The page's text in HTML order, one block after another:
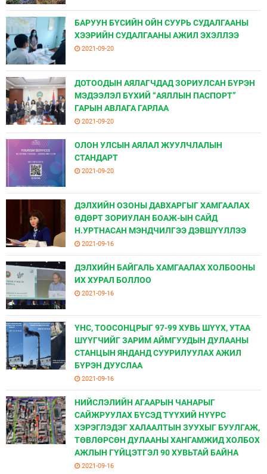
БАРУУН БҮСИЙН ОЙН СУУРЬ СУДАЛГААНЫ
ХЭЭРИЙН СУДАЛГААНЫ АЖИЛ ЭХЭЛЛЭЭ
2021-09-20
ДОТООДЫН АЯЛАГЧДАД ЗОРИУЛСАН БҮРЭН
МЭДЭЭЛЭЛ БҮХИЙ “АЯЛЛЫН ПАСПОРТ”
ГАРЫН АВЛАГА ГАРЛАА
2021-09-20
ОЛОН УЛСЫН АЯЛАЛ ЖУУЛЧЛАЛЫН
СТАНДАРТ
2021-09-20
ДЭЛХИЙН ОЗОНЫ ДАВХАРГЫГ ХАМГААЛАХ
ӨДӨРТ ЗОРИУЛАН БОАЖ-ЫН САЙД
Н.УРТНАСАН МЭНДЧИЛГЭЭ ДЭВШҮҮЛЛЭЭ
2021-09-16
ДЭЛХИЙН БАЙГАЛЬ ХАМГААЛАХ ХОЛБООНЫ
ИХ ХУРАЛ БОЛЛОО
2021-09-16
ҮНС, ТООСОНЦРЫГ 97-99 ХУВЬ ШҮҮХ, УТАА
ШҮҮГЧИЙГ ЗАРИМ АЙМГУУДЫН ДУЛААНЫ
СТАНЦЫН ЯНДАНД СУУРИЛУУЛАХ АЖИЛ
БҮРЭН ДУУСЛАА
2021-09-16
НИЙСЛЭЛИЙН АГААРЫН ЧАНАРЫГ
САЙЖРУУЛАХ БҮСЭД ТҮҮХИЙ НҮҮРС
ХЭРЭГЛЭДЭГ ХАЛААЛТЫН ЗУУХЫГ БУУЛГАЖ,
ТӨВЛӨРСӨН ДУЛААНЫ ХАНГАМЖИД ХОЛБОХ
АЖЛЫН ГҮЙЦЭТГЭЛ 90 ХУВЬТАЙ БАЙНА
2021-09-16